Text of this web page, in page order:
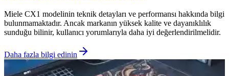
Miele CX1 modelinin teknik detayları ve performansı hakkında bilgi
bulunmamaktadır. Ancak markanın yüksek kalite ve dayanıklılık
sunduğu bilinir, kullanıcı yorumlarıyla daha iyi değerlendirilmelidir.
Daha fazla bilgi edinin